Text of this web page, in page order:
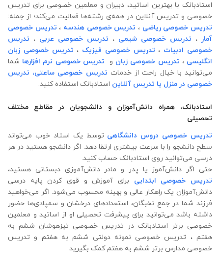
استادبانک با بهترین اساتید، دبیران و معلمین خصوصی برای تدریس
خصوصی و تدریس آنلاین در همه‌ی رشته‌ها فعالیت می‌کند؛ از جمله:
تدریس خصوصی ریاضی ، تدریس خصوصی هندسه ، تدریس خصوصی
آمار ، تدریس خصوصی شیمی ، تدریس خصوصی عربی ، تدریس
خصوصی ادبیات ، تدریس خصوصی فیزیک ، تدریس خصوصی زبان
انگلیسی، تدریس خصوصی زبان و تدریس خصوصی نرم افزارها شما
می‌توانید با خیال راحت از خدمات تدریس خصوصی ساعتی، تدریس
خصوصی در منزل یا تدریس آنلاین استادبانک استفاده کنید.
استادبانک، همراه دانش‌آموزان و دانشجویان در مقاطع مختلف
تحصیلی
تدریس خصوصی دروس دانشگاهیتوسط یک استاد خوب می‌تواند
سطح دانشجو را با سرعت بیشتری ارتقا دهد. اگر دانشجو هستید در هر
درسی می‌توانید روی استادبانک حساب کنید.
حتی اگر دانش‌آموز یا پدر و مادر دانش‌آموزی دبستانی هستید،
تدریس خصوصی ابتدایی برای آموزش و قوی کردن پایه درسی
دانش‌آموزان یک راهکار عالی و بهینه محسوب می‌شود. اگر می‌خواهید
فرزند شما در جمع نخبگان، استعدادهای درخشان و سمپادی‌ها حضور
داشته باشد می‌توانید برای پیشرفت تحصیلی او از اساتید و معلمین
خصوصی برتر استادبانک در تدریس خصوصی تیزهوشان ششم به
هفتم ، تدریس خصوصی نمونه دولتی ششم به هفتم و تدریس
خصوصی مدارس برتر ششم به هفتم کمک بگیرید